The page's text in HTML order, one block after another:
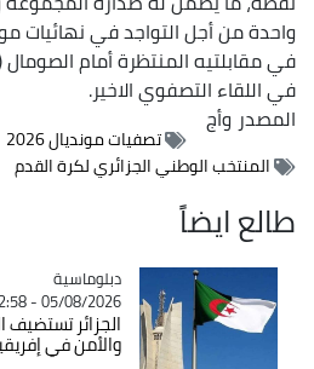
في مقابلتيه المنتظرة أمام الصومال
في اللقاء التصفوي الاخير.
المصدروأج
تصفيات مونديال 2026
المنتخب الوطني الجزائري لكرة القدم
طالع ايضاً
Catégorie
دبلوماسية
05/08/2026 - 22:58
والأمن في